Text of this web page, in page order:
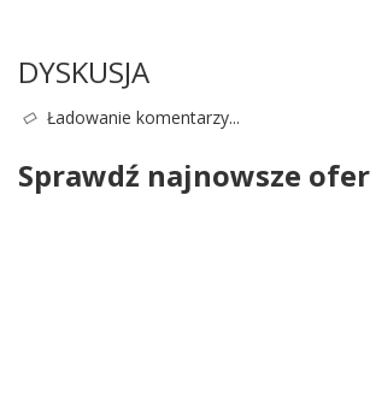
DYSKUSJA
Ładowanie komentarzy...
Sprawdź najnowsze